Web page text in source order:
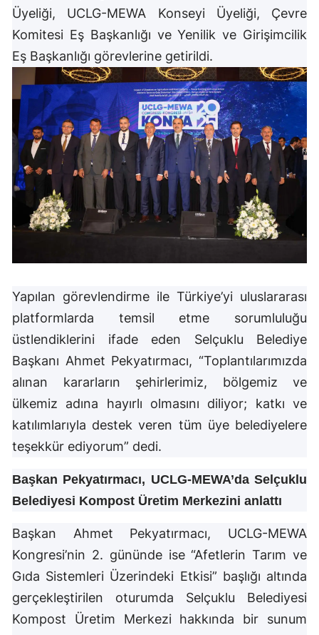
Mersin
İstanbul
İzmir
Kars
Kastamonu
Kayseri
Kırklareli
Kırşehir
Kütahya
Malatya
Manisa
Kahramanmaraş
Mardin
Muş
Niğde
Ordu
Rize
Üyeliği, UCLG-MEWA Konseyi Üyeliği, Çevre
Komitesi Eş Başkanlığı ve Yenilik ve Girişimcilik
Eş Başkanlığı görevlerine getirildi.
Yapılan görevlendirme ile Türkiye’yi uluslararası
platformlarda temsil etme sorumluluğu
üstlendiklerini ifade eden Selçuklu Belediye
Başkanı Ahmet Pekyatırmacı, “Toplantılarımızda
alınan kararların şehirlerimiz, bölgemiz ve
ülkemiz adına hayırlı olmasını diliyor; katkı ve
katılımlarıyla destek veren tüm üye belediyelere
teşekkür ediyorum” dedi.
Başkan Pekyatırmacı, UCLG-MEWA’da Selçuklu
Belediyesi Kompost Üretim Merkezini anlattı
Başkan Ahmet Pekyatırmacı, UCLG-MEWA
Kongresi’nin 2. gününde ise “Afetlerin Tarım ve
Gıda Sistemleri Üzerindeki Etkisi” başlığı altında
gerçekleştirilen oturumda Selçuklu Belediyesi
Kompost Üretim Merkezi hakkında bir sunum